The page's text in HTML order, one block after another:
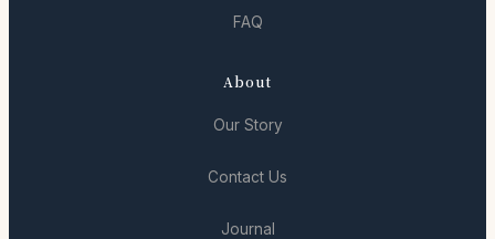
FAQ
About
Our Story
Contact Us
Journal